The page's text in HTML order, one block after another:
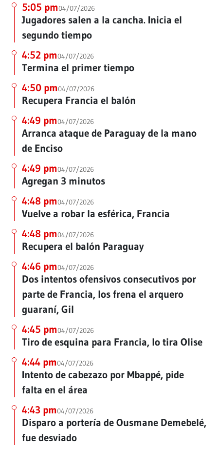
5:05 pm04/07/2026
Jugadores salen a la cancha. Inicia el
segundo tiempo
4:52 pm04/07/2026
Termina el primer tiempo
4:50 pm04/07/2026
Recupera Francia el balón
4:49 pm04/07/2026
Arranca ataque de Paraguay de la mano
de Enciso
4:49 pm04/07/2026
Agregan 3 minutos
4:48 pm04/07/2026
Vuelve a robar la esférica, Francia
4:48 pm04/07/2026
Recupera el balón Paraguay
4:46 pm04/07/2026
Dos intentos ofensivos consecutivos por
parte de Francia, los frena el arquero
guaraní, Gil
4:45 pm04/07/2026
Tiro de esquina para Francia, lo tira Olise
4:44 pm04/07/2026
Intento de cabezazo por Mbappé, pide
falta en el área
4:43 pm04/07/2026
Disparo a portería de Ousmane Demebelé,
fue desviado